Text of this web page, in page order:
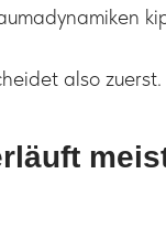
also